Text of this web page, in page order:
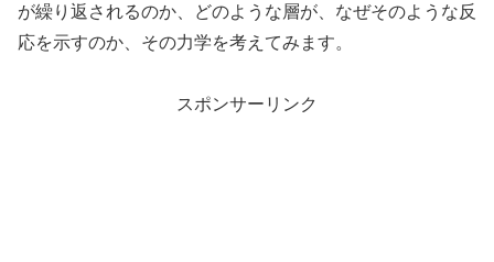
が繰り返されるのか、どのような層が、なぜそのような反
応を示すのか、その力学を考えてみます。
スポンサーリンク